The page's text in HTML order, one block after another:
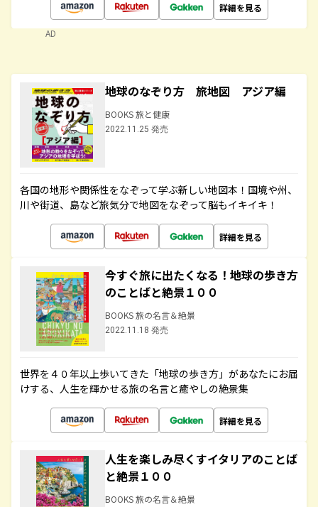
詳細を見る
AD
地球のなぞり方 旅地図 アジア編
BOOKS 旅と健康
2022.11.25 発売
各国の地形や関係性をなぞって学ぶ新しい地図本！国境や州、
川や街道、島など旅気分で地図をなぞって脳もイキイキ！
詳細を見る
今すぐ旅に出たくなる！地球の歩き方
のことばと絶景１００
BOOKS 旅の名言＆絶景
2022.11.18 発売
世界を４０年以上歩いてきた「地球の歩き方」があなたにお届
けする、人生を輝かせる旅の名言と癒やしの絶景集
詳細を見る
人生を楽しみ尽くすイタリアのことば
と絶景１００
BOOKS 旅の名言＆絶景